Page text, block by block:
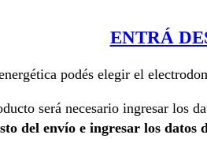
ENTRÁ
podés elegir el
será necesario ingresar los
del envío e ingresar los datos